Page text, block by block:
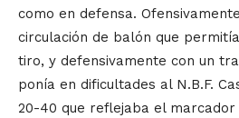
como en defensa.
circulación de balón que
tiro, y defensivamente con un
ponía en dificultades al N.B.F.
20-40 que reflejaba el